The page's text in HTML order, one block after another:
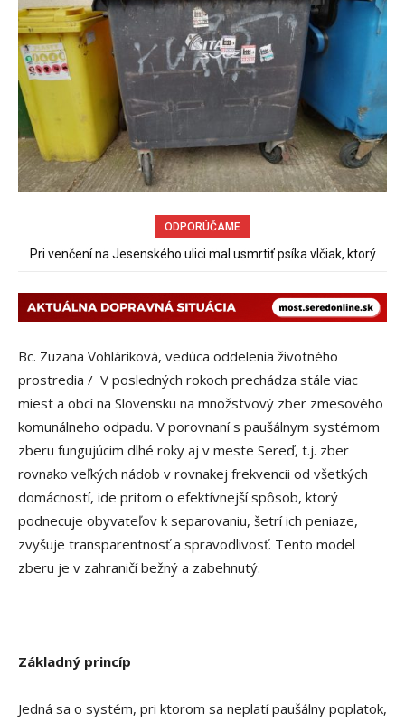
ODPORÚČAME
Pri venčení na Jesenského ulici mal usmrtiť psíka vlčiak, ktorý
Bc. Zuzana Vohláriková, vedúca oddelenia životného
prostredia / V posledných rokoch prechádza stále viac
miest a obcí na Slovensku na množstvový zber zmesového
komunálneho odpadu. V porovnaní s paušálnym systémom
zberu fungujúcim dlhé roky aj v meste Sereď, t.j. zber
rovnako veľkých nádob v rovnakej frekvencii od všetkých
domácností, ide pritom o efektívnejší spôsob, ktorý
podnecuje obyvateľov k separovaniu, šetrí ich peniaze,
zvyšuje transparentnosť a spravodlivosť. Tento model
zberu je v zahraničí bežný a zabehnutý.
Základný princíp
Jedná sa o systém, pri ktorom sa neplatí paušálny poplatok,